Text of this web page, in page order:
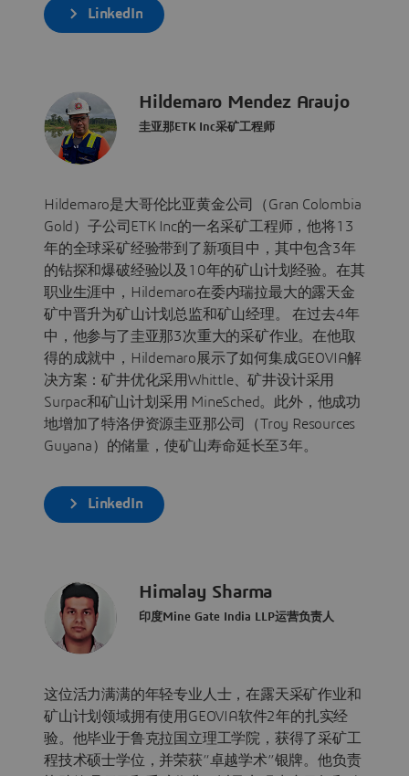
LinkedIn
Hildemaro Mendez Araujo
圭亚那ETK Inc采矿工程师
Hildemaro是大哥伦比亚黄金公司（Gran Colombia
Gold）子公司ETK Inc的一名采矿工程师，他将13
年的全球采矿经验带到了新项目中，其中包含3年
的钻探和爆破经验以及10年的矿山计划经验。在其
职业生涯中，Hildemaro在委内瑞拉最大的露天金
矿中晋升为矿山计划总监和矿山经理。 在过去4年
中，他参与了圭亚那3次重大的采矿作业。在他取
得的成就中，Hildemaro展示了如何集成GEOVIA解
决方案：矿井优化采用Whittle、矿井设计采用
Surpac和矿山计划采用 MineSched。此外，他成功
地增加了特洛伊资源圭亚那公司（Troy Resources
Guyana）的储量，使矿山寿命延长至3年。
LinkedIn
Himalay Sharma
印度Mine Gate India LLP运营负责人
这位活力满满的年轻专业人士，在露天采矿作业和
矿山计划领域拥有使用GEOVIA软件2年的扎实经
验。他毕业于鲁克拉国立理工学院，获得了采矿工
程技术硕士学位，并荣获“卓越学术”银牌。他负责